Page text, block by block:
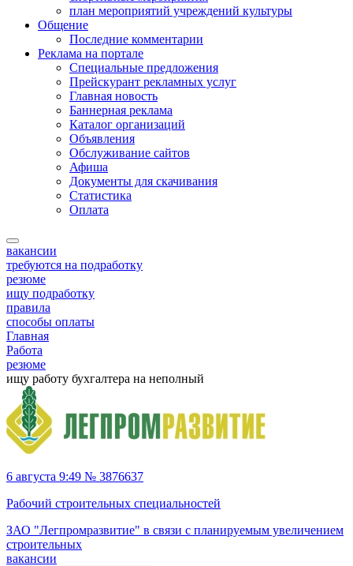
план мероприятий учреждений культуры
Общение
Последние комментарии
Реклама на портале
Специальные предложения
Прейскурант рекламных услуг
Главная новость
Баннерная реклама
Каталог организаций
Объявления
Обслуживание сайтов
Афиша
Документы для скачивания
Статистика
Оплата
вакансии
требуются на подработку
резюме
ищу подработку
правила
способы оплаты
Главная
Работа
резюме
ищу работу бухгалтера на неполный
6 августа 9:49 № 3876637
Рабочий строительных специальностей
ЗАО "Легпромразвитие" в связи с планируемым увеличением
строительных
вакансии